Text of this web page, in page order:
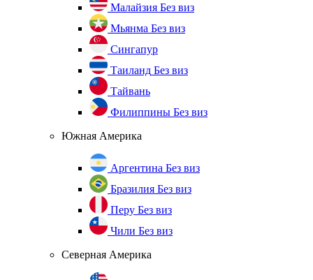
Малайзия Без виз
Мьянма Без виз
Сингапур
Таиланд Без виз
Тайвань
Филиппины Без виз
Южная Америка
Аргентина Без виз
Бразилия Без виз
Перу Без виз
Чили Без виз
Северная Америка